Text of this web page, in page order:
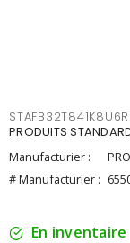
PRODUITS
Manufacturier :
# Manufacturier :
En inventaire